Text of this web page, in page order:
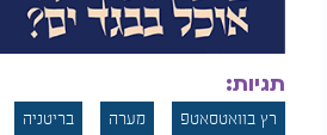
תגיות:
רץ בוואטסאטפ מערה בריטניה